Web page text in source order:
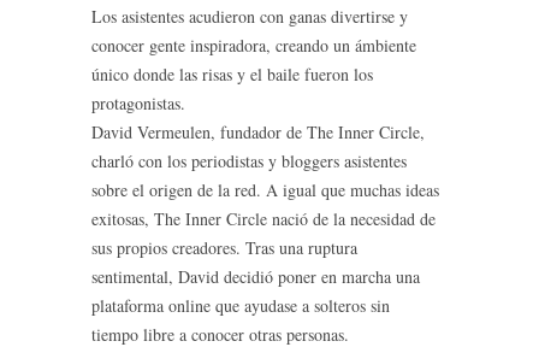
Los asistentes acudieron con ganas divertirse y
conocer gente inspiradora, creando un ámbiente
único donde las risas y el baile fueron los
protagonistas.
David Vermeulen, fundador de The Inner Circle,
charló con los periodistas y bloggers asistentes
sobre el origen de la red. A igual que muchas ideas
exitosas, The Inner Circle nació de la necesidad de
sus propios creadores. Tras una ruptura
sentimental, David decidió poner en marcha una
plataforma online que ayudase a solteros sin
tiempo libre a conocer otras personas.